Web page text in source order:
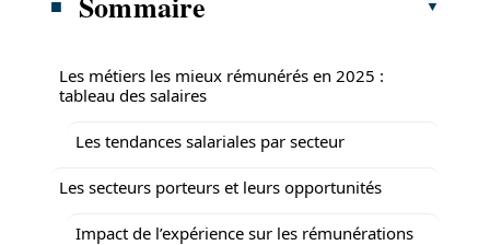
Les métiers les mieux rémunérés en 2025 :
tableau des salaires
Les tendances salariales par secteur
Les secteurs porteurs et leurs opportunités
Impact de l’expérience sur les rémunérations